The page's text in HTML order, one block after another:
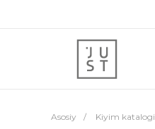
Asosiy / Kiyim katalogi